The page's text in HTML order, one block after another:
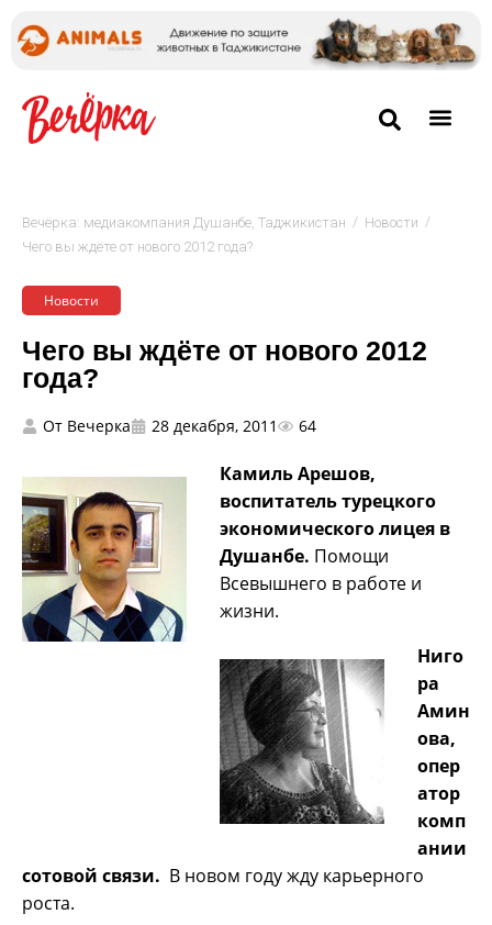
Вечёрка: медиакомпания Душанбе, Таджикистан / Новости /
Чего вы ждёте от нового 2012 года?
Новости
Чего вы ждёте от нового 2012
года?
От Вечерка 28 декабря, 2011 64
Камиль Арешов,
воспитатель турецкого
экономического лицея в
Душанбе. Помощи
Всевышнего в работе и
жизни.
Ниго
ра
Амин
ова,
опер
атор
комп
ании
сотовой связи. В новом году жду карьерного
роста.